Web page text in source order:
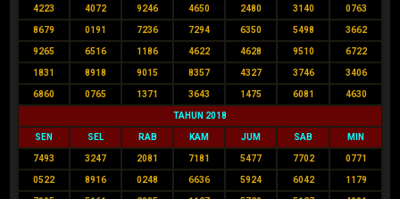
4223 4072 9246 4650 2480 3140 0763
8679 0191 7236 7294 6350 5498 3662
9265 6516 1186 4622 4628 9510 6722
1831 8918 9015 8357 4327 3746 3406
6860 0765 1371 3643 1475 6081 4630
TAHUN 2018
SEN SEL RAB KAM JUM SAB MIN
7493 3247 2081 7181 5477 7702 0771
0522 8916 0248 6636 5924 6042 1179